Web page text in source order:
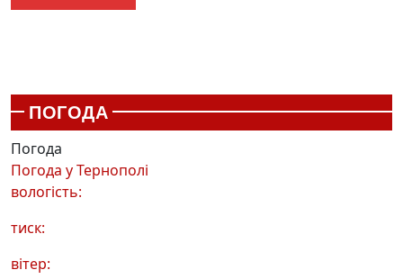
ПОГОДА
Погода
Погода уТернополі
вологість:
тиск:
вітер: